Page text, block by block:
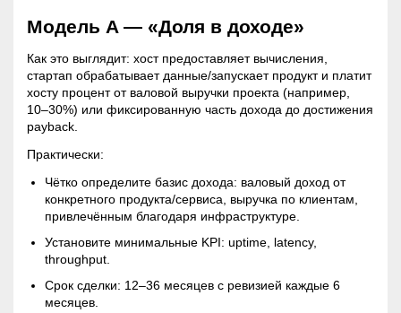
Модель A — «Доля в доходе»
Как это выглядит: хост предоставляет вычисления,
стартап обрабатывает данные/запускает продукт и платит
хосту процент от валовой выручки проекта (например,
10–30%) или фиксированную часть дохода до достижения
payback.
Практически:
Чётко определите базис дохода: валовый доход от
конкретного продукта/сервиса, выручка по клиентам,
привлечённым благодаря инфраструктуре.
Установите минимальные KPI: uptime , latency,
throughput.
Срок сделки: 12–36 месяцев с ревизией каждые 6
месяцев.